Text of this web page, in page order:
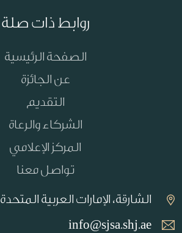
روابط ذات صلة
الصفحة الرئيسية
عن الجائزة
التقديم
الشركاء والرعاة
المركز الإعلامي
تواصل معنا
الشارقة، الإمارات العربية المتحدة
info@sjsa.shj.ae